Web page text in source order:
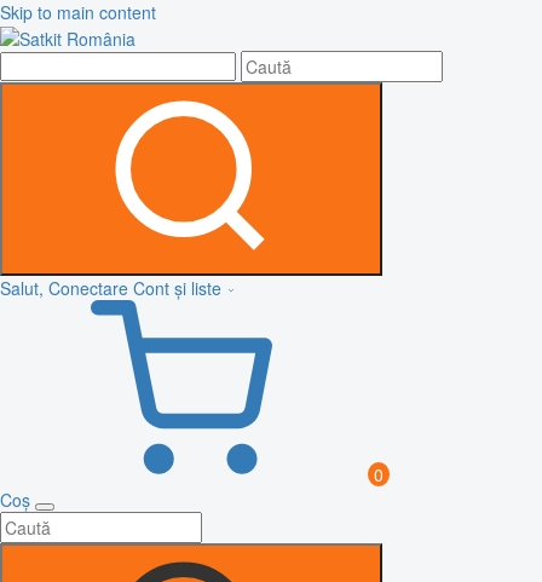
Skip to main content
Salut, Conectare Cont și liste
0
Coș